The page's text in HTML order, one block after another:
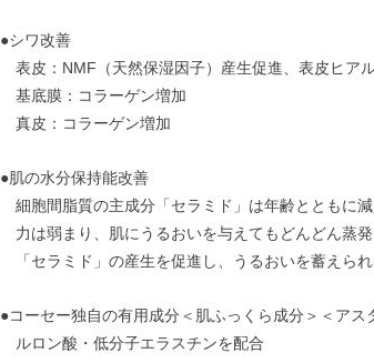
●シワ改善
表皮：NMF（天然保湿因子）産生促進、表皮ヒア
基底膜：コラーゲン増加
真皮：コラーゲン増加
●肌の水分保持能改善
細胞間脂質の主成分「セラミド」は年齢とともに
力は弱まり、肌にうるおいを与えてもどんどん蒸
「セラミド」の産生を促進し、うるおいを蓄えら
●コーセー独自の有用成分＜肌ふっくら成分＞＜ア
ルロン酸・低分子エラスチンを配合